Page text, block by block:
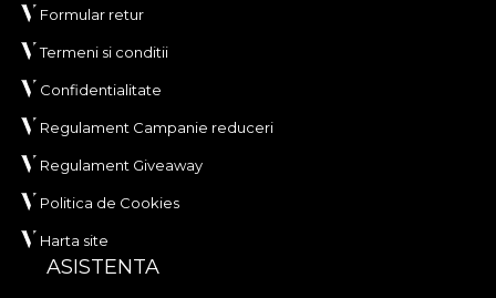
Formular retur
Termeni si conditii
Confidentialitate
Regulament Campanie reduceri
Regulament Giveaway
Politica de Cookies
Harta site
ASISTENTA